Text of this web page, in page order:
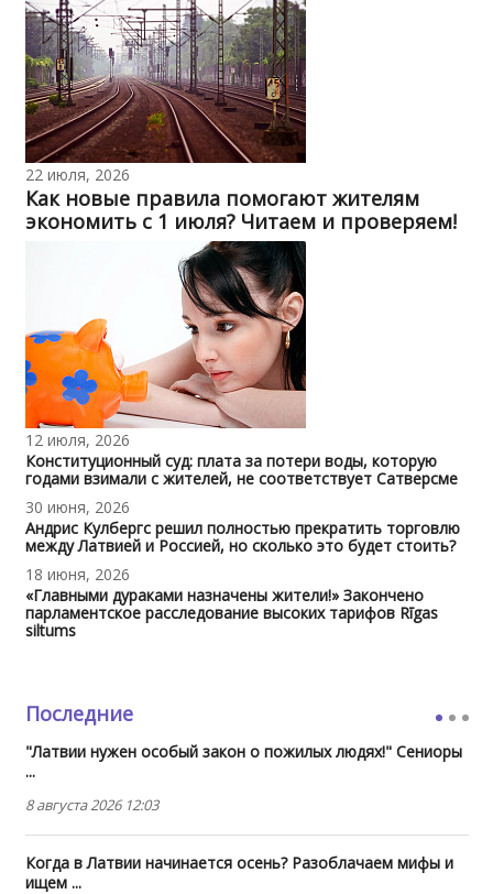
22 июля, 2026
Как новые правила помогают жителям
экономить с 1 июля? Читаем и проверяем!
12 июля, 2026
Конституционный суд: плата за потери воды, которую
годами взимали с жителей, не соответствует Сатверсме
30 июня, 2026
Андрис Кулбергс решил полностью прекратить торговлю
между Латвией и Россией, но сколько это будет стоить?
18 июня, 2026
«Главными дураками назначены жители!» Закончено
парламентское расследование высоких тарифов Rīgas
siltums
Последние
"Латвии нужен особый закон о пожилых людях!" Сениоры
...
8 августа 2026 12:03
Когда в Латвии начинается осень? Разоблачаем мифы и
ищем ...